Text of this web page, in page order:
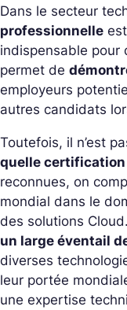
Dans le secteur
professionnelle
indispensable pour
permet de
employeurs
autres candidats
Toutefois, il n’est
quelle
reconnues, on
mondial dans le
des solutions Cloud.
un large éventail
diverses
leur portée
une expertise